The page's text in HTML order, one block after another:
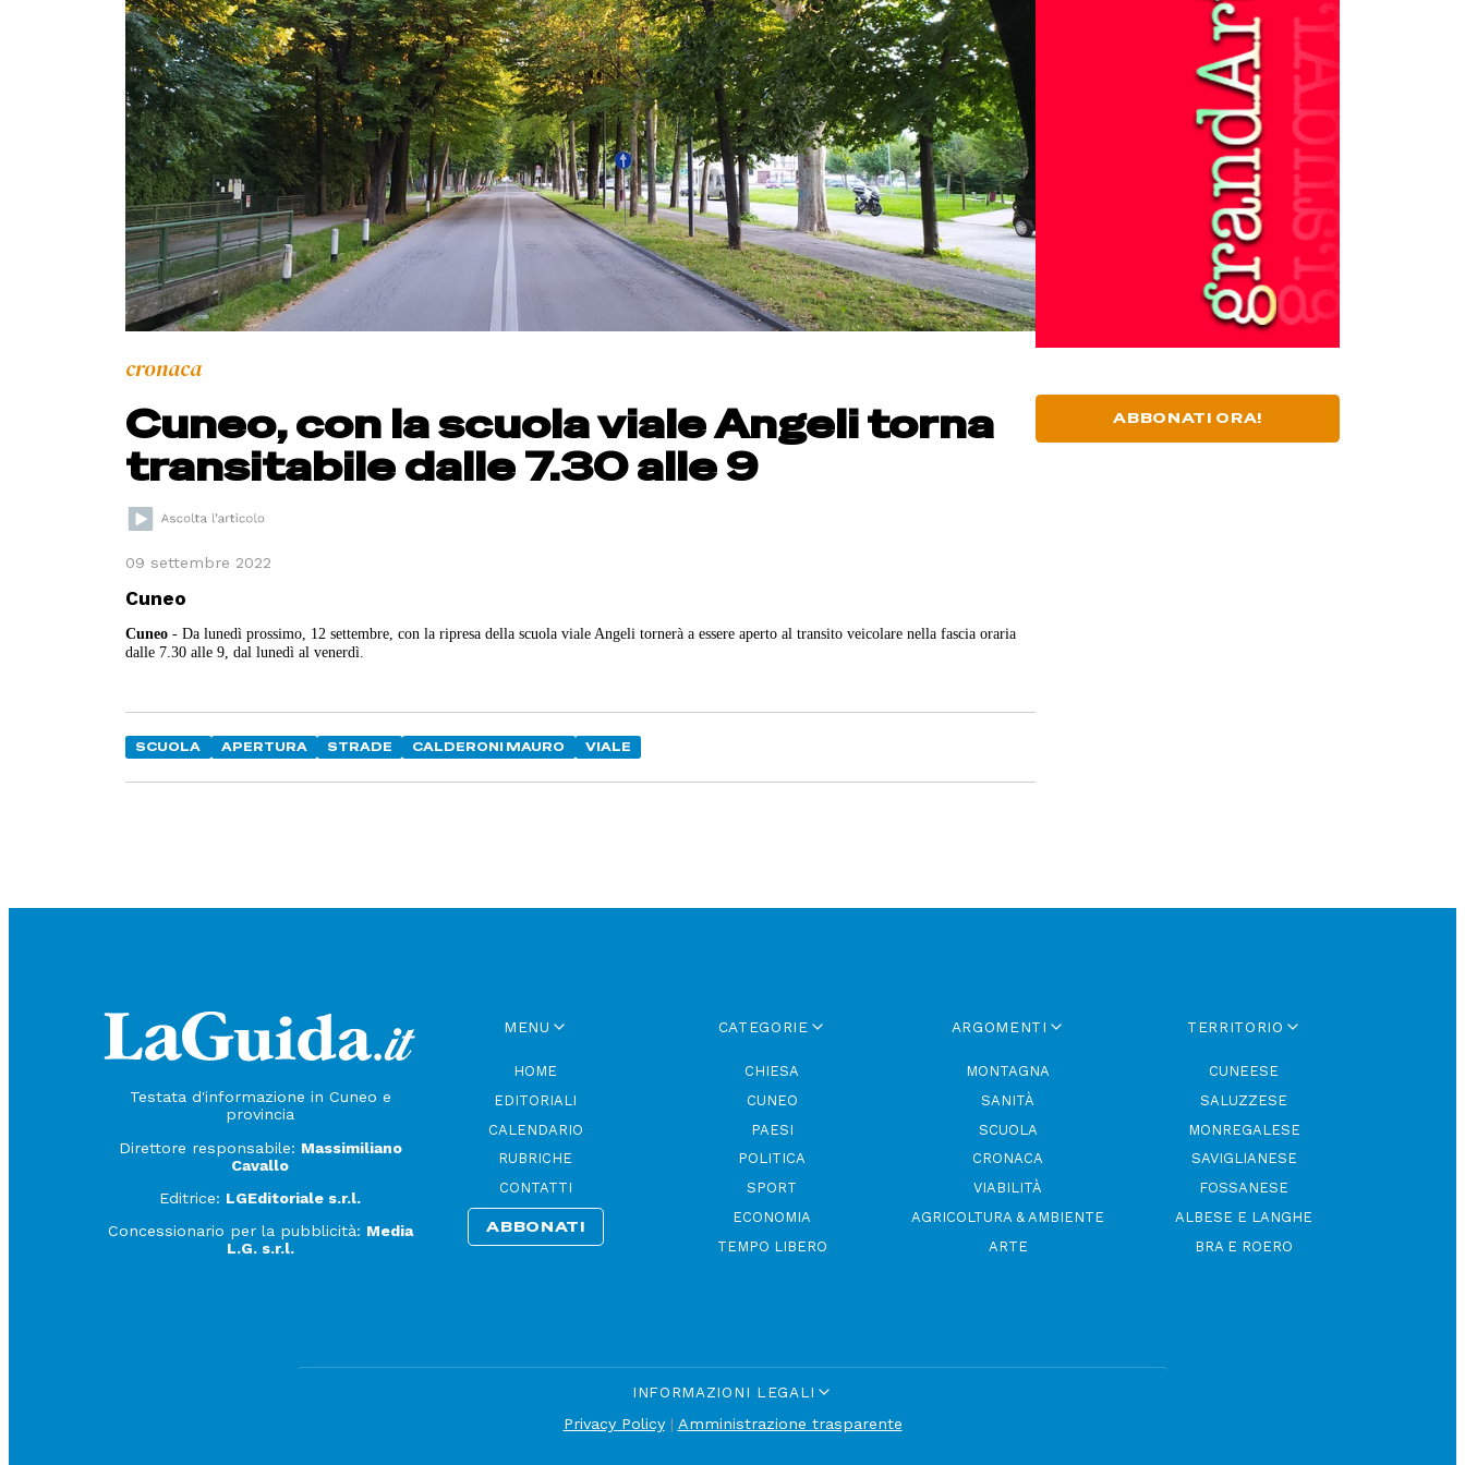
cronaca
Cuneo, con la scuola viale Angeli torna
transitabile dalle 7.30 alle 9
09 settembre 2022
Cuneo
Cuneo - Da lunedì prossimo, 12 settembre, con la ripresa della scuola viale Angeli tornerà a essere aperto al transito veicolare nella fascia oraria
dalle 7.30 alle 9, dal lunedì al venerdì.
SCUOLA APERTURA STRADE CALDERONI MAURO VIALE
ABBONATI ORA!
Testata d'informazione in Cuneo e
provincia
Direttore responsabile: Massimiliano
Cavallo
Editrice: LGEditoriale s.r.l.
Concessionario per la pubblicità: Media
L.G. s.r.l.
MENU
HOME
EDITORIALI
CALENDARIO
RUBRICHE
CONTATTI
ABBONATI
CATEGORIE
CHIESA
CUNEO
PAESI
POLITICA
SPORT
ECONOMIA
TEMPO LIBERO
ARGOMENTI
MONTAGNA
SANITÀ
SCUOLA
CRONACA
VIABILITÀ
AGRICOLTURA & AMBIENTE
ARTE
TERRITORIO
CUNEESE
SALUZZESE
MONREGALESE
SAVIGLIANESE
FOSSANESE
ALBESE E LANGHE
BRA E ROERO
INFORMAZIONI LEGALI
Privacy Policy| Amministrazione trasparente